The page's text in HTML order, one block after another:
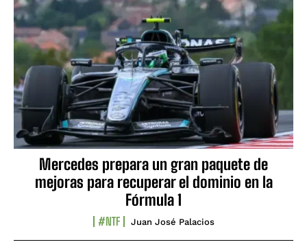
Mercedes prepara un gran paquete de
mejoras para recuperar el dominio en la
Fórmula 1
#NTF Juan José Palacios